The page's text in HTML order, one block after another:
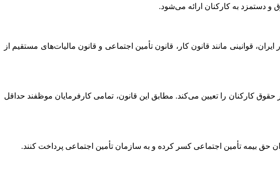
و دستمزد به کارکنان ارائه می‌شود.
قوانینی مانند قانون کار، قانون تأمین اجتماعی و قانون مالیات‌های مستقیم از
کارکنان را تعیین می‌کند. مطابق این قانون، تمامی کارفرمایان موظفند حداقل
حق بیمه تأمین اجتماعی کسر کرده و به سازمان تأمین اجتماعی پرداخت کنند.